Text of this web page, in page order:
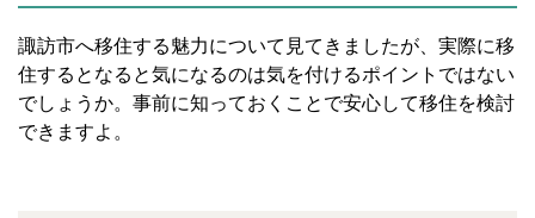
諏訪市へ移住する魅力について見てきましたが、実際に移
住するとなると気になるのは気を付けるポイントではない
でしょうか。事前に知っておくことで安心して移住を検討
できますよ。